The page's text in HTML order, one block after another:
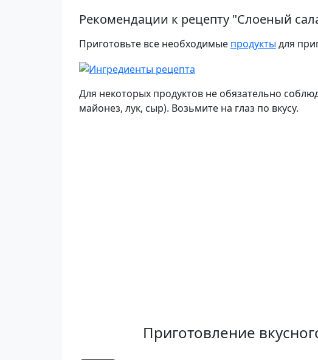
Рекомендации к рецепту "Слоеный
Приготовьте все необходимые продукты для
Для некоторых продуктов не обязательно
майонез, лук, сыр). Возьмите на глаз по вкусу.
Приготовление